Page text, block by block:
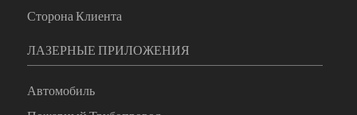
Сторона Клиента
ЛАЗЕРНЫЕ ПРИЛОЖЕНИЯ
Автомобиль